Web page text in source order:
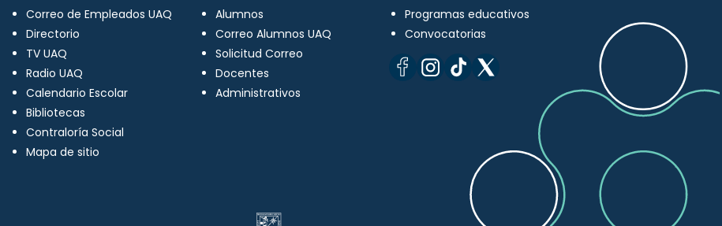
Correo de Empleados UAQ
Directorio
TV UAQ
Radio UAQ
Calendario Escolar
Bibliotecas
Contraloría Social
Mapa de sitio
Alumnos
Correo Alumnos UAQ
Solicitud Correo
Docentes
Administrativos
Programas educativos
Convocatorias